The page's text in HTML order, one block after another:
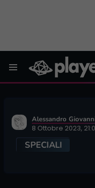
Alessandro
8 Ottobre 2023,
SPECIALI